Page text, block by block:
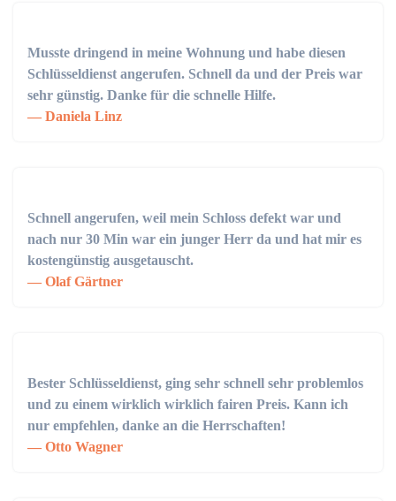
Musste dringend in meine Wohnung und habe diesen
Schlüsseldienst angerufen. Schnell da und der Preis war
sehr günstig. Danke für die schnelle Hilfe.
Daniela Linz
Schnell angerufen, weil mein Schloss defekt war und
nach nur 30 Min war ein junger Herr da und hat mir es
kostengünstig ausgetauscht.
Olaf Gärtner
Bester Schlüsseldienst, ging sehr schnell sehr problemlos
und zu einem wirklich wirklich fairen Preis. Kann ich
nur empfehlen, danke an die Herrschaften!
Otto Wagner